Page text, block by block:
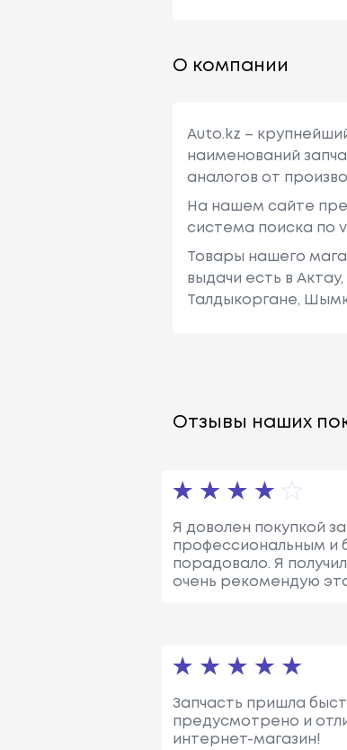
О компании
Auto.kz –
наименований
аналогов от
На нашем сайте
система поиска по
Товары нашего
выдачи есть в
Талдыкоргане,
Отзывы наших
Я доволен покупкой
профессиональным и
порадовало. Я
очень рекомендую
Запчасть пришла
предусмотрено и
интернет-магазин!